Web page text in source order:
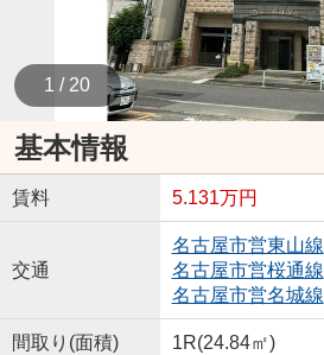
1 / 20
基本情報
賃料 5.131万円
交通
名古屋市営東山線
名古屋市営桜通線
名古屋市営名城線
間取り(面積) 1R(24.84㎡)